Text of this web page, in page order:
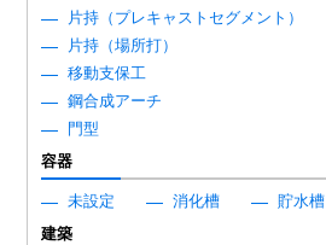
片持（プレキャストセグメント）
片持（場所打）
移動支保工
鋼合成アーチ
門型
容器
未設定 消化槽
貯水槽
建築